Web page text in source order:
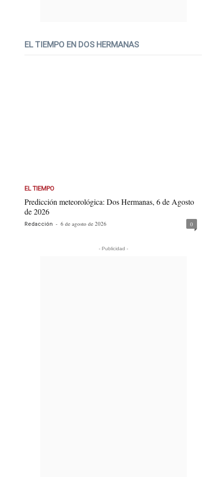
EL TIEMPO EN DOS HERMANAS
EL TIEMPO
Predicción meteorológica: Dos Hermanas, 6 de Agosto
de 2026
Redacción - 6 de agosto de 2026 0
- Publicidad -